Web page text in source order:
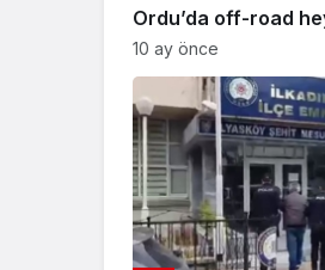
Ordu’da off-road
10 ay önce